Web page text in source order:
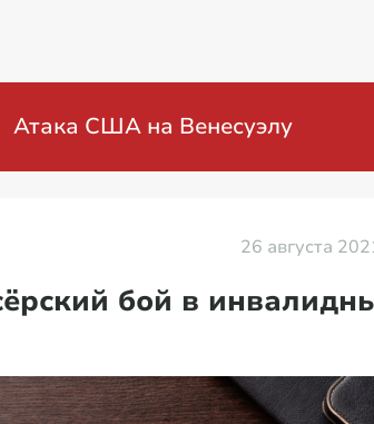
Специальная
26 августа
бой в